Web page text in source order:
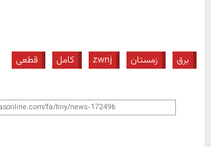
برق زمستان zwnj کامل قطعی